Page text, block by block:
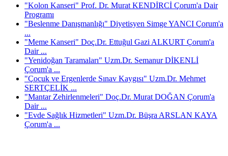
"Kolon Kanseri" Prof. Dr. Murat KENDİRCİ Çorum'a Dair
Programı
"Beslenme Danışmanlığı" Diyetisyen Simge YANCI Çorum'a
...
"Meme Kanseri" Doç.Dr. Ettuğul Gazi ALKURT Çorum'a
Dair ...
"Yenidoğan Taramaları" Uzm.Dr. Semanur DİKENLİ
Çorum'a ...
"Çocuk ve Ergenlerde Sınav Kaygısı" Uzm.Dr. Mehmet
SERTÇELİK ...
"Mantar Zehirlenmeleri" Doç.Dr. Murat DOĞAN Çorum'a
Dair ...
"Evde Sağlık Hizmetleri" Uzm.Dr. Büşra ARSLAN KAYA
Çorum'a ...